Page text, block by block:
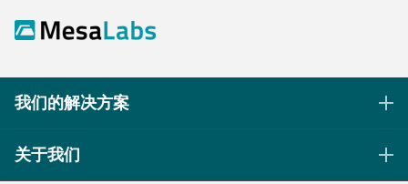
我们的解决方案
生命科学灭菌控制
医疗保健灭菌与清洁
关于我们